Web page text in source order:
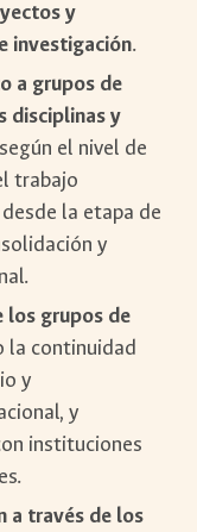
y
investigación.
a grupos de
disciplinas y
el nivel de
trabajo
la etapa de
y
los grupos de
la continuidad
y
y
instituciones
a través de los